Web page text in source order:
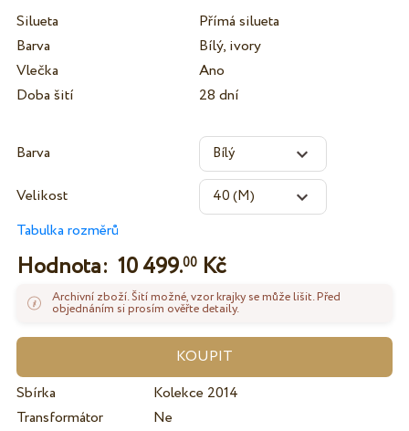
Silueta
Přímá silueta
Barva
Bílý, ivory
Vlečka
Ano
Doba šití
28 dní
Barva
Velikost
Tabulka rozměrů
Hodnota: 10 499.00Kč
Archivní zboží. Šití možné, vzor krajky se může lišit. Před
objednáním si prosím ověřte detaily.
Sbírka
Kolekce 2014
Transformátor
Ne